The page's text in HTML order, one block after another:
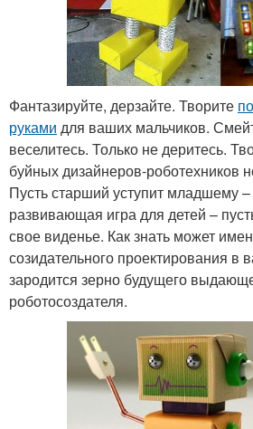
Фантазируйте, дерзайте. Творите
руками для ваших мальчиков.
веселитесь. Только не деритесь.
буйных дизайнеров-роботехников
Пусть старший уступит младшему –
развивающая игра для детей –
свое виденье. Как знать может
созидательного проектирования в
зародится зерно будущего
роботосоздателя.